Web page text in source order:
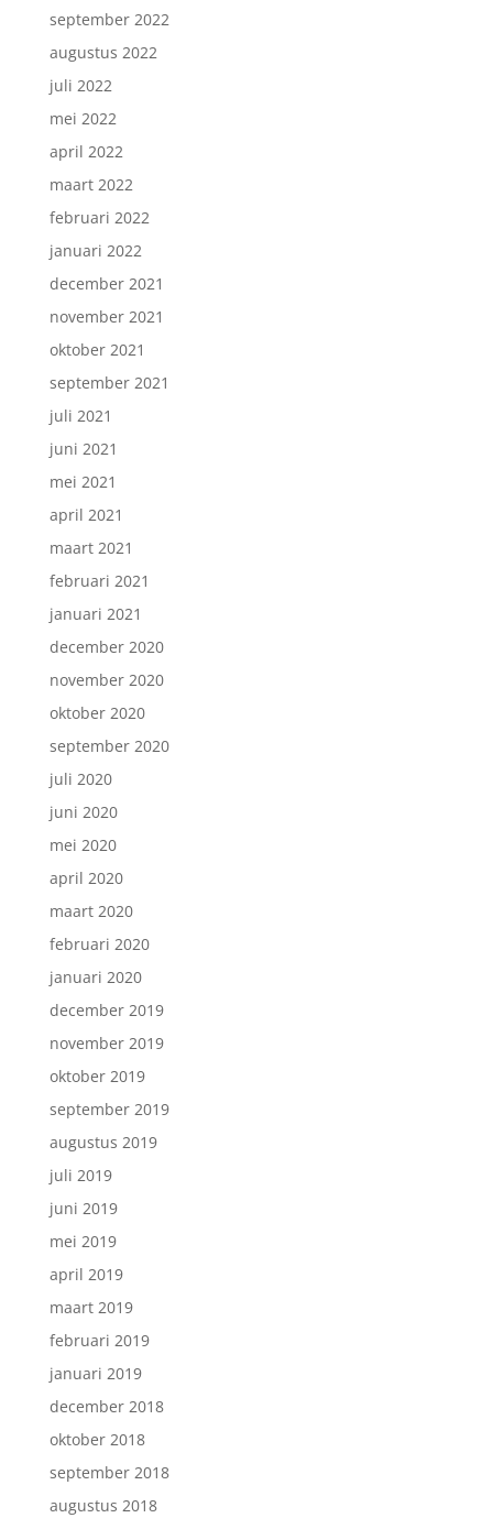
september 2022
augustus 2022
juli 2022
mei 2022
april 2022
maart 2022
februari 2022
januari 2022
december 2021
november 2021
oktober 2021
september 2021
juli 2021
juni 2021
mei 2021
april 2021
maart 2021
februari 2021
januari 2021
december 2020
november 2020
oktober 2020
september 2020
juli 2020
juni 2020
mei 2020
april 2020
maart 2020
februari 2020
januari 2020
december 2019
november 2019
oktober 2019
september 2019
augustus 2019
juli 2019
juni 2019
mei 2019
april 2019
maart 2019
februari 2019
januari 2019
december 2018
oktober 2018
september 2018
augustus 2018